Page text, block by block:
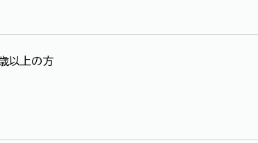
以上の方